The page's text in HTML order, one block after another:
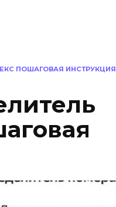
ПОШАГОВАЯ ИНСТРУКЦИЯ